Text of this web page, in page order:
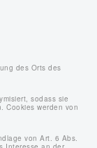
des Orts des
sodass sie
Cookies werden von
von Art. 6 Abs.